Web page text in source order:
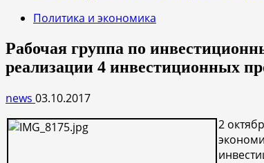
Политика и экономика
Рабочая группа по
реализации 4 инвестиционных
news 03.10.2017
2